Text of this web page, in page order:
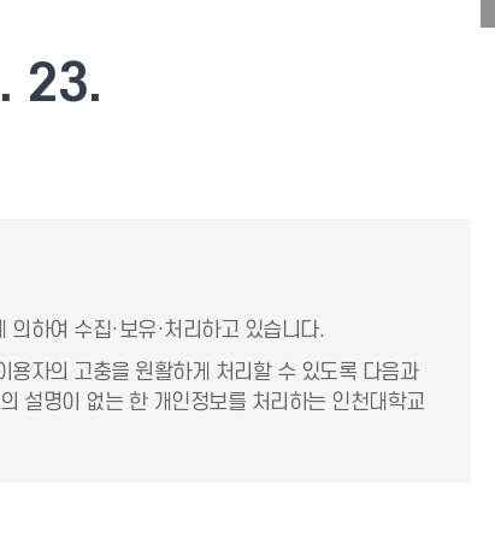
23.
의하여 수집·보유·처리하고 있습니다.
용자의 고충을 원활하게 처리할 수 있도록 다음과
설명이 없는 한 개인정보를 처리하는 인천대학교